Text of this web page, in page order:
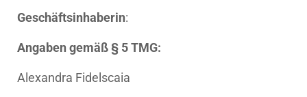
Geschäftsinhaberin:
Angaben gemäß § 5 TMG:
Alexandra Fidelscaia